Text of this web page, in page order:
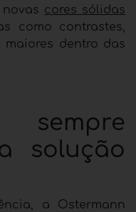
cores sólidas
como contrastes,
maiores dentro das
sempre
solução
a Ostermann